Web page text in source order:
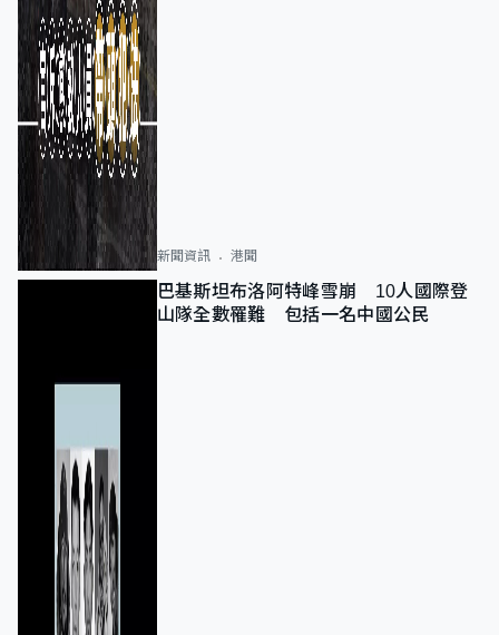
新聞資訊 港聞
巴基斯坦布洛阿特峰雪崩 10人國際登
山隊全數罹難 包括一名中國公民